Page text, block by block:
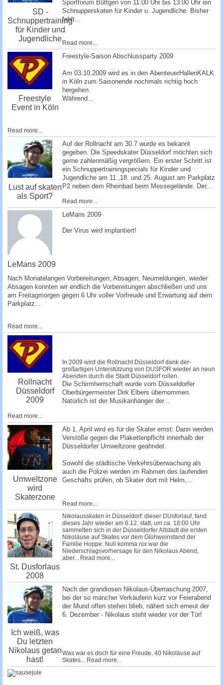
SD -
Schnuppertraining
für Kinder und
Jugendliche
Sportforum Büttgen von 11:00 Uhr bis 13:00 Uhr ein
Schnupperskaten für Kinder u. Jugendliche. Bisher
fehlt...
Read more...
Freestyle
Event in Köln
Freestyle-Saison Abschlussparty 2009
Am 03.10.2009 wird es in den AbenteuerHallenKALK
in Köln zum Saisonende nochmals richtig hoch
hergehen.
Während...
Read more...
Lust auf skaten
als Sport?
Auf der Rollnacht am 30.7 wurde es bekannt
gegeben. Die Speedskater Düsseldorf möchten sich
gerne zahlenmäßig vergrößern. Ein erster Schritt ist
ein Schnuppertrainingspecials für Kinder und
Jugendliche am 11.,18. und 25. August am Parkplatz
P2 neben dem Rheinbad beim Messegelände. Der...
Read more...
LeMans 2009
­LeMans 2009 ­
­Der Virus wird implantiert!
Nach Monatelangen Vorbereitungen, Absagen, Ne­umeldungen, wieder
Absagen konnten wir endlich die Vorbereitungen abschließen und uns
am Freitagmorgen gegen 6 Uhr voller Vorfreude und Erwartung auf dem
Parkplatz...
Read more...
Rollnacht
Düsseldorf
2009
In 2009 wird die Rollnacht Düsseldorf dank der­
großartigen Unterstützung von DUSFOR wieder an neun
Abenden durch die Stadt Düsseldorf rollen.
Die Schirmherrschaft wurde vom Düsseldorfer
Oberbürgermeister Dirk Elbers übernommen.
Natürlich ist der Musikanhänger de­r...
Read more...
Umweltzone
wird
Skaterzone
Ab 1. April wird es für die Skater ernst: Dann werden
Verstöße gegen die Plakettenpflicht innerhalb der
Düsseldorfer Umweltzone geahndet.
Sowohl die städtische Verkehrsüberwachung als
auch die Polizei werden im Rahmen des laufenden
Geschäfts prü­fen, ob Skater dort mit Helm,...
Read more...
St. Dusforlaus
2008
Nikolausskaten in Düsseldorf: dieser DUsforlauf, fand
dieses Jahr wieder am 6.12. statt, um ca. 18:00 Uhr
sammelten sich in der Düsseldorfer Altstadt die ersten
Nikoläuse auf Skates vor dem Glühweinstand der
Familie Hoppe. Null komma nix war die
Niederschlagsvorhersage für den Nikolaus Abend,
aber... Read more...
Ich weiß, was
Du letzten
Nikolaus getan
hast!
Nach der grandiosen Nikolaus-Überraschung 2007,
bei der so mancher Verkäuferin kurz vor Feierabend
der Mund offen stehen blieb, nähert sich erneut der
6. Dezember - Nikolaus steht wieder vor der Tür!
Was war es doch für eine Freude, 40 Nikoläuse auf
Skates... Read more...